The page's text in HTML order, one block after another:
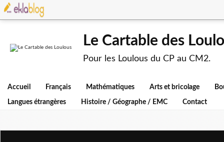
Le Cartable des
Pour les Loulous du CP au CM2.
Accueil Français Mathématiques Arts et bricolage
Langues étrangères Histoire / Géographe / EMC Contact